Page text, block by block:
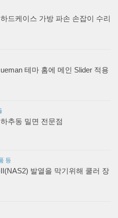
드케이스 가방 파손 손잡이 수리
테마 홈에 메인 Slider 적용
추동 밀면 전문점
등
발열을 막기위해 쿨러 장